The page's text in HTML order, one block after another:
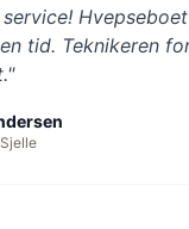
tid. Teknikeren